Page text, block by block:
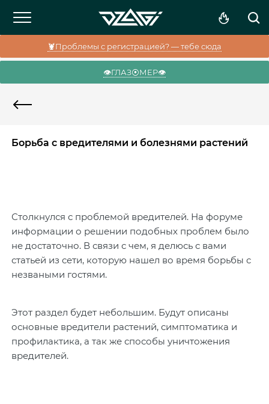
🦞Проблемы с регистрацией? — тебе сюда
👁️ГЛАЗ⦿МЕР👁️
Борьба с вредителями и болезнями растений
Столкнулся с проблемой вредителей. На форуме
информации о решении подобных проблем было
не достаточно. В связи с чем, я делюсь с вами
статьей из сети, которую нашел во время борьбы с
незваными гостями.
Этот раздел будет небольшим. Будут описаны
основные вредители растений, симптоматика и
профилактика, а так же способы уничтожения
вредителей.